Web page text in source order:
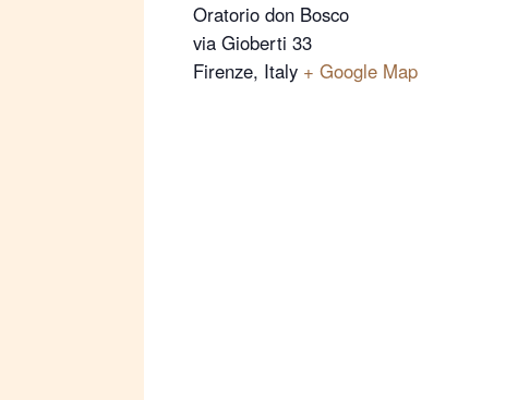
Oratorio don Bosco
via Gioberti 33
Firenze, Italy + Google Map